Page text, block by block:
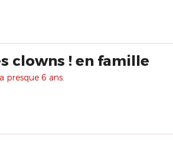
clowns ! en famille
presque 6 ans.